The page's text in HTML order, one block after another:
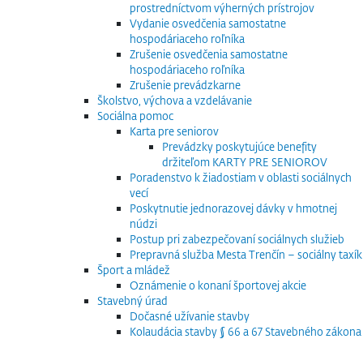
prostredníctvom výherných prístrojov
Vydanie osvedčenia samostatne
hospodáriaceho roľníka
Zrušenie osvedčenia samostatne
hospodáriaceho roľníka
Zrušenie prevádzkarne
Školstvo, výchova a vzdelávanie
Sociálna pomoc
Karta pre seniorov
Prevádzky poskytujúce benefity
držiteľom KARTY PRE SENIOROV
Poradenstvo k žiadostiam v oblasti sociálnych
vecí
Poskytnutie jednorazovej dávky v hmotnej
núdzi
Postup pri zabezpečovaní sociálnych služieb
Prepravná služba Mesta Trenčín – sociálny taxík
Šport a mládež
Oznámenie o konaní športovej akcie
Stavebný úrad
Dočasné užívanie stavby
Kolaudácia stavby § 66 a 67 Stavebného zákona